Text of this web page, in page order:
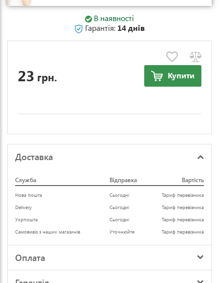
В наявності
Гарантія: 14 днів
23 грн. Купити
Доставка
Служба Відправка Вартість
Нова пошта Сьогодні
Тариф перевізника
Delivery
Сьогодні
Тариф перевізника
Укрпошта
Сьогодні
Тариф перевізника
Самовивіз з наших магазинів
Уточнюйте Тариф перевізника
Оплата